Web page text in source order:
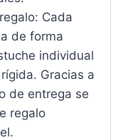
Cada
de forma
individual
Gracias a
de entrega se
regalo